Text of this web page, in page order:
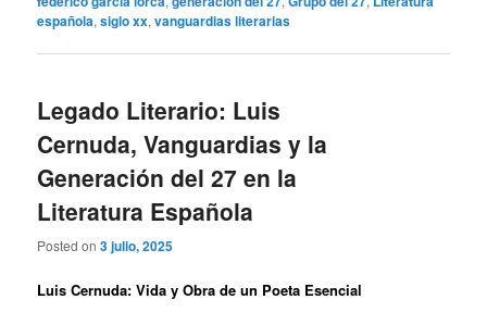
española,siglo xx,vanguardias literarias
Legado Literario: Luis
Cernuda, Vanguardias y la
Generación del 27 en la
Literatura Española
Posted on3 julio, 2025
Luis Cernuda: Vida y Obra de un Poeta Esencial